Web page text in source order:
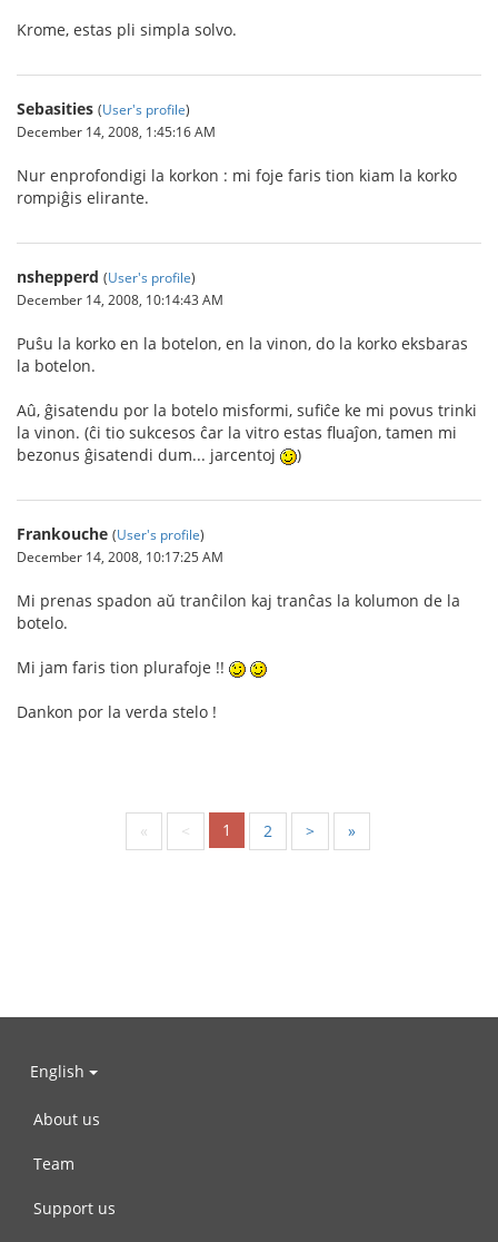
Krome, estas pli simpla solvo.
Sebasities (User's profile)
December 14, 2008, 1:45:16 AM
Nur enprofondigi la korkon : mi foje faris tion kiam la korko
rompiĝis elirante.
nshepperd (User's profile)
December 14, 2008, 10:14:43 AM
Puŝu la korko en la botelon, en la vinon, do la korko eksbaras
la botelon.
Aû, ĝisatendu por la botelo misformi, sufiĉe ke mi povus trinki
la vinon. (ĉi tio sukcesos ĉar la vitro estas fluaĵon, tamen mi
bezonus ĝisatendi dum... jarcentoj
)
Frankouche (User's profile)
December 14, 2008, 10:17:25 AM
Mi prenas spadon aŭ tranĉilon kaj tranĉas la kolumon de la
botelo.
Mi jam faris tion plurafoje !!
Dankon por la verda stelo !
« < 1 2 > »
English
About us
Team
Support us